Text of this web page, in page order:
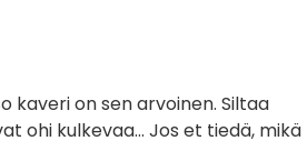
kaveri on sen arvoinen. Siltaa
ohi kulkevaa... Jos et tiedä, mikä